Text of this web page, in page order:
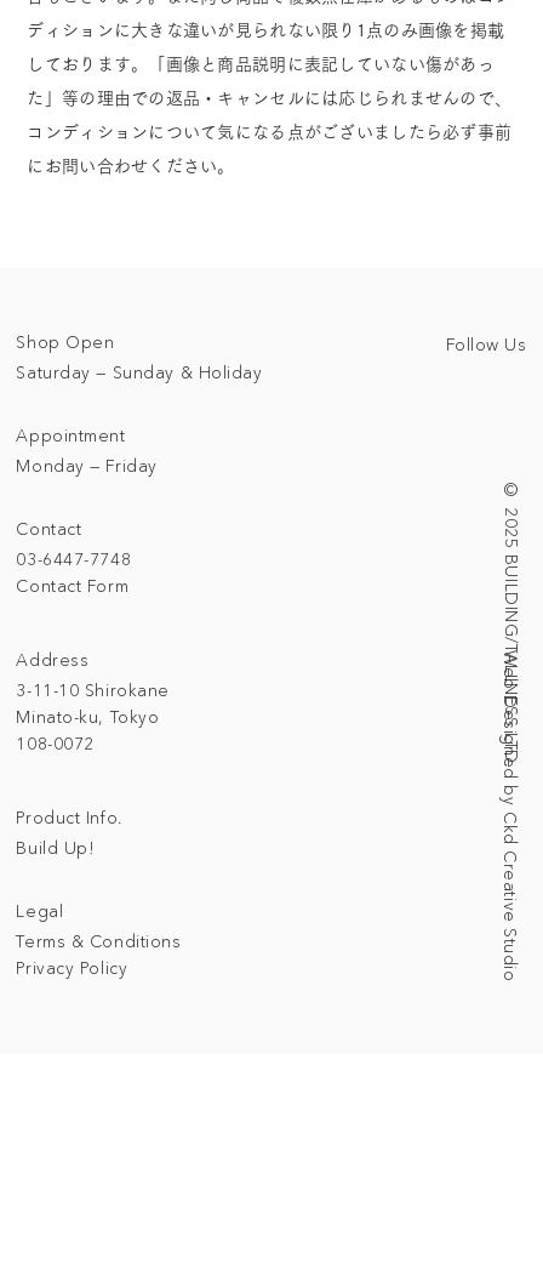
ディションに大きな違いが見られない限り1点のみ画像を掲載
しております。「画像と商品説明に表記していない傷があっ
た」等の理由での返品・キャンセルには応じられませんので、
コンディションについて気になる点がございましたら必ず事前
にお問い合わせください。
Address
3-11-10 Shirokane
Minato-ku, Tokyo
108-0072
© 2025 BUILDING/TALLNESS LTD.
Web Designed by Ckd Creative Studio
Contact
03-6447-7748
Contact Form
Shop Open
Saturday — Sunday & Holiday
Appointment
Monday — Friday
Legal
Terms & Conditions
Privacy Policy
Product Info.
Build Up!
Follow Us